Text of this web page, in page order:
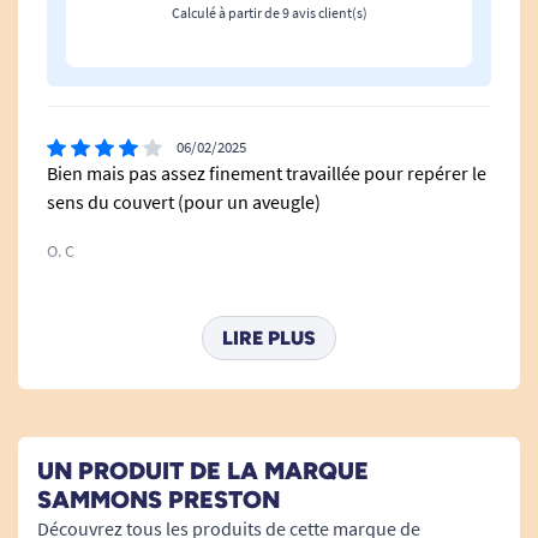
Calculé à partir de 9 avis client(s)
06/02/2025
Bien mais pas assez finement travaillée pour repérer le
sens du couvert (pour un aveugle)
O. C
11/11/2022
Très satisfaite. Très bonne qualité de la fourchette et
légère. Et ergonomique pour mes doigts quand je suis
A. Anonymous
LIRE PLUS
UN PRODUIT DE LA MARQUE
SAMMONS PRESTON
Découvrez tous les produits de cette marque de